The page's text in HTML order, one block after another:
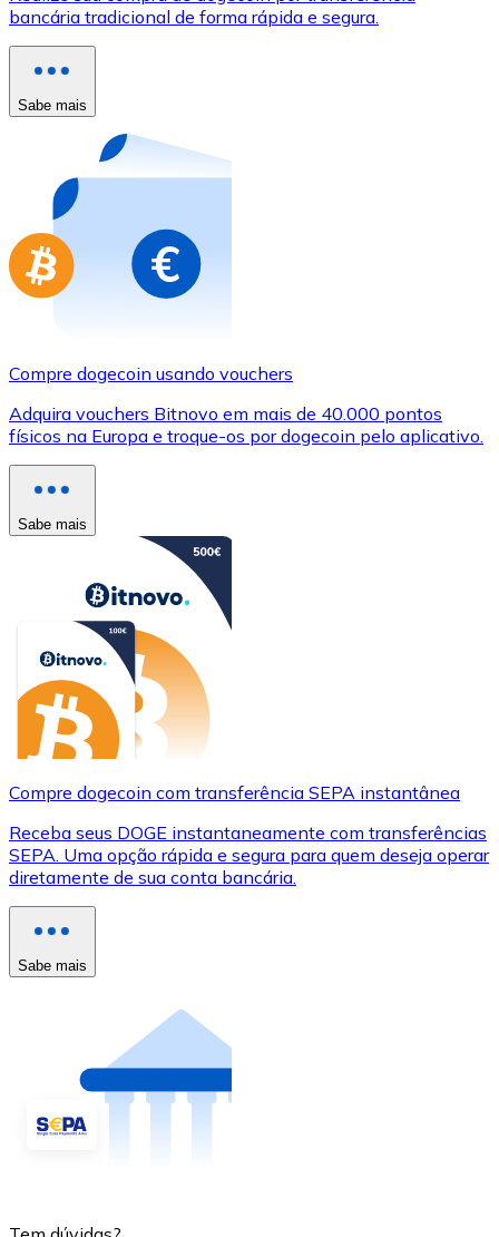
Use cartões Visa e Mastercard para comprar
Comprar com cartão
Compre cartões-presente das suas marcas favoritas
Ir para a loja de cartões-presente
bancária tradicional de forma rápida e segura.
Sabe mais
Compre dogecoin usando vouchers
Adquira vouchers Bitnovo em mais de 40.000 pontos
físicos na Europa e troque-os por dogecoin pelo aplicativo.
Sabe mais
Compre dogecoin com transferência SEPA instantânea
Receba seus DOGE instantaneamente com transferências
SEPA. Uma opção rápida e segura para quem deseja operar
diretamente de sua conta bancária.
Sabe mais